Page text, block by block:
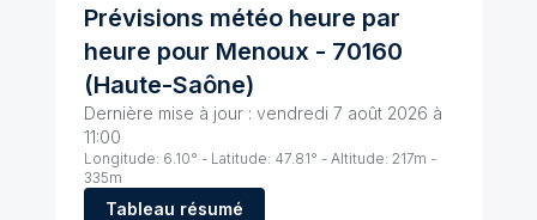
Prévisions météo heure par
heure pour Menoux - 70160
(Haute-Saône)
Dernière mise à jour : vendredi 7 août 2026 à
11:00
Longitude: 6.10° - Latitude: 47.81° - Altitude: 217m -
335m
Tableau résumé